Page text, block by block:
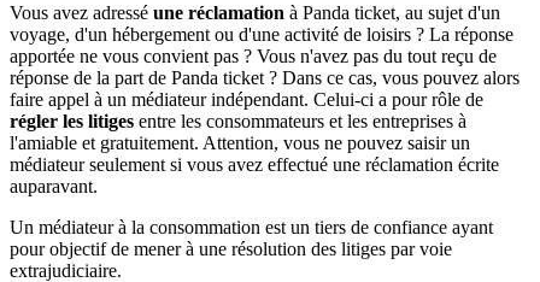
Vous avez adressé une réclamation à Panda ticket, au sujet d'un
voyage, d'un hébergement ou d'une activité de loisirs ? La réponse
apportée ne vous convient pas ? Vous n'avez pas du tout reçu de
réponse de la part de Panda ticket ? Dans ce cas, vous pouvez alors
faire appel à un médiateur indépendant. Celui-ci a pour rôle de
régler les litiges entre les consommateurs et les entreprises à
l'amiable et gratuitement. Attention, vous ne pouvez saisir un
médiateur seulement si vous avez effectué une réclamation écrite
auparavant.
Un médiateur à la consommation est un tiers de confiance ayant
pour objectif de mener à une résolution des litiges par voie
extrajudiciaire.